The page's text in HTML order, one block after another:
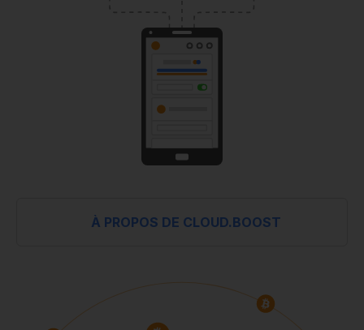
À PROPOS DE CLOUD.BOOST